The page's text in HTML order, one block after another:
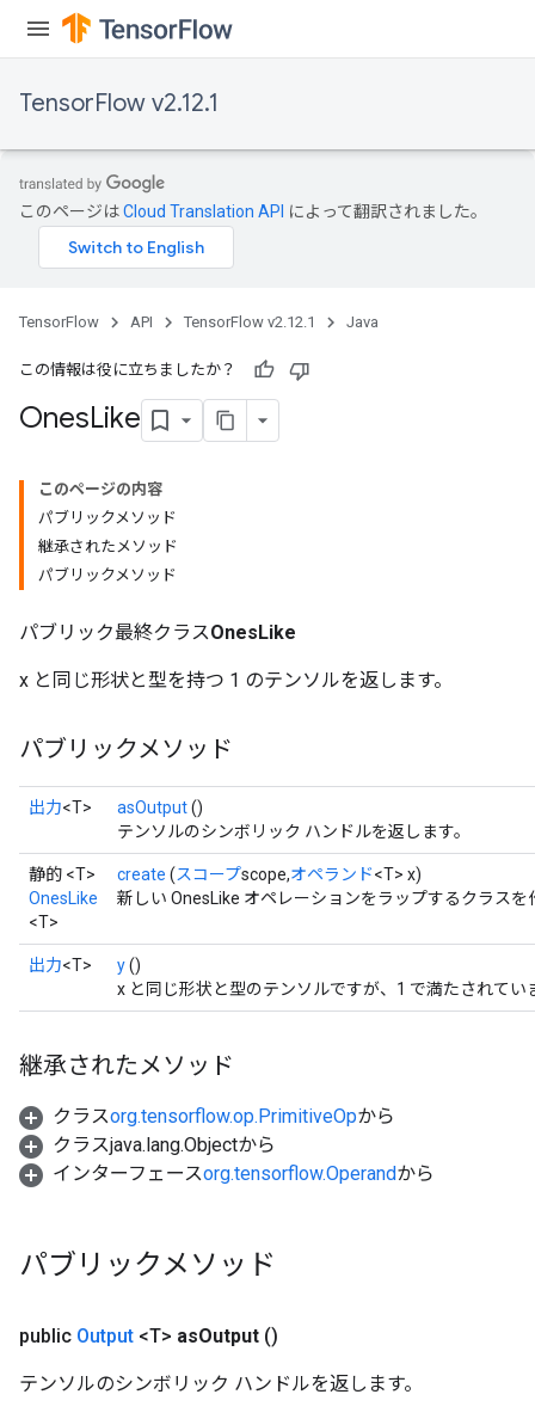
TensorFlow v2.12.1
このページはCloud Translation API によって翻訳されました。
TensorFlow API TensorFlow v2.12.1 Java
この情報は役に立ちましたか？
OnesLike
このページの内容
パブリックメソッド
継承されたメソッド
パブリックメソッド
パブリック最終クラスOnesLike
x と同じ形状と型を持つ 1 のテンソルを返します。
パブリックメソッド
出力<T> asOutput()
テンソルのシンボリック ハンドルを返します。
静的 <T>
OnesLike
<T>
create (スコープscope,オペランド<T> x)
新しい OnesLike オペレーションをラップするクラス
出力<T> y()
x と同じ形状と型のテンソルですが、1 で満たされてい
継承されたメソッド
クラスorg.tensorflow.op.PrimitiveOpから
クラスjava.lang.Objectから
インターフェースorg.tensorflow.Operandから
パブリックメソッド
public Output <T> asOutput ()
テンソルのシンボリック ハンドルを返します。